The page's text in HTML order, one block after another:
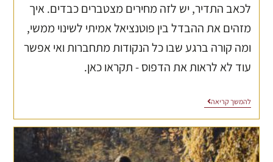
לכאב התדיר, יש לזה מחירים מצטברים כבדים. איך
מזהים את ההבדל בין פוטנציאל אמיתי לשינוי ממשי,
ומה קורה ברגע שבו כל הנקודות מתחברות ואי אפשר
עוד לא לראות את הדפוס - תקראו כאן.
להמשך קריאה